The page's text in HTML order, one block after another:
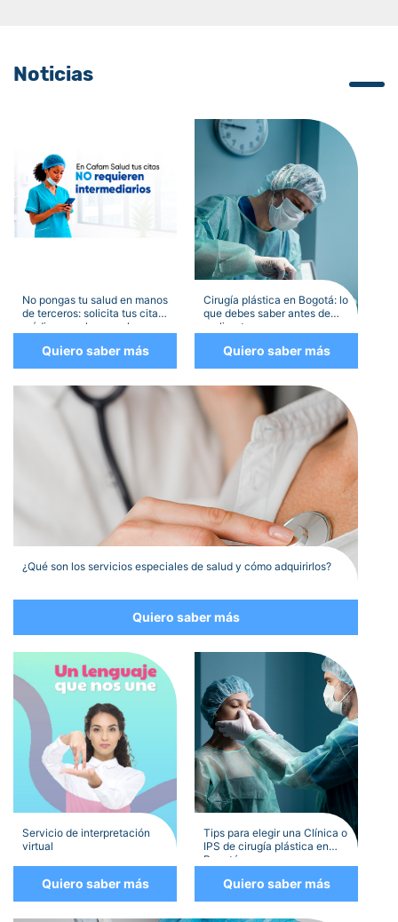
Noticias
No pongas tu salud en manos
de terceros: solicita tus citas
médicas por los canales
Quiero saber más
Cirugía plástica en Bogotá: lo
que debes saber antes de
realizarte una
Quiero saber más
¿Qué son los servicios especiales de salud y cómo adquirirlos?
Quiero saber más
Servicio de interpretación
virtual
Quiero saber más
Tips para elegir una Clínica o
IPS de cirugía plástica en
Bogotá
Quiero saber más